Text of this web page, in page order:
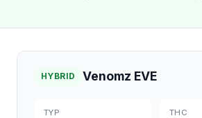
HYBRID Venomz EVE
TYP THC